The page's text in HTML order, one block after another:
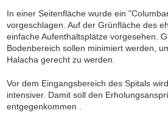
In einer Seitenfläche wurde ein
vorgeschlagen. Auf der Grünfläche des
einfache Aufenthaltsplätze vorgesehen.
Bodenbereich sollen minimiert werden,
Halacha gerecht zu werden.
Vor dem Eingangsbereich des Spitals
intensiver. Damit soll den
entgegenkommen .